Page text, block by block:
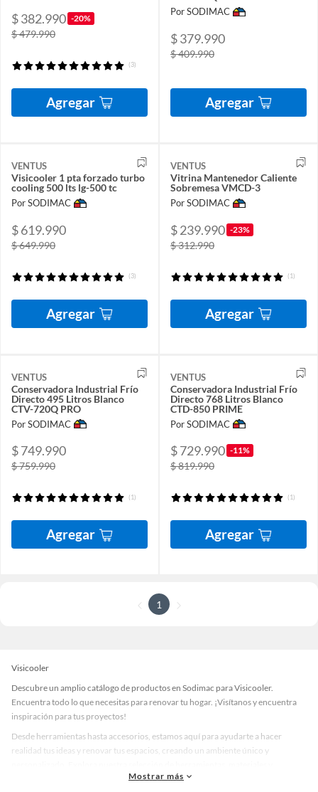
$ 382.990 -20%
$ 479.990
(3)
Agregar
Por SODIMAC
$ 379.990
$ 409.990
Agregar
VENTUS
Visicooler 1 pta forzado turbo
cooling 500 lts lg-500 tc
Por SODIMAC
$ 619.990
$ 649.990
(3)
Agregar
VENTUS
Vitrina Mantenedor Caliente
Sobremesa VMCD-3
Por SODIMAC
$ 239.990 -23%
$ 312.990
(1)
Agregar
VENTUS
Conservadora Industrial Frío
Directo 495 Litros Blanco
CTV-720Q PRO
Por SODIMAC
$ 749.990
$ 759.990
(1)
Agregar
VENTUS
Conservadora Industrial Frío
Directo 768 Litros Blanco
CTD-850 PRIME
Por SODIMAC
$ 729.990 -11%
$ 819.990
(1)
Agregar
1
Visicooler
Descubre un amplio catálogo de productos en Sodimac para Visicooler.
Encuentra todo lo que necesitas para renovar tu hogar. ¡Visítanos y encuentra
inspiración para tus proyectos!
Desde herramientas hasta accesorios, estamos aquí para ayudarte a hacer
realidad tus ideas y renovar tus espacios, creando un ambiente único y
accesorios de calidad que te ayudarán a crear un espacio más tú.
Mostrar más